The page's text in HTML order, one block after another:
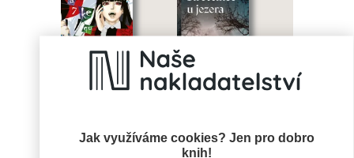
Jak využíváme cookies? Jen pro dobro
knih!